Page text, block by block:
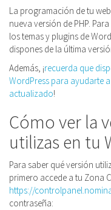
La programación de tu
nueva versión de PHP.
los temas y plugins de
dispones de la última
Además, ¡recuerda que
WordPress para ayudarte
actualizado!
Cómo ver la
utilizas en tu
Para saber qué versión
primero accede a tu Zona
https://
contraseña: